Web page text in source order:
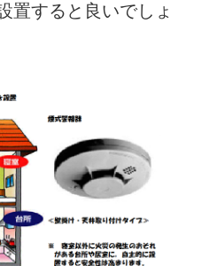
置すると良いでしょ